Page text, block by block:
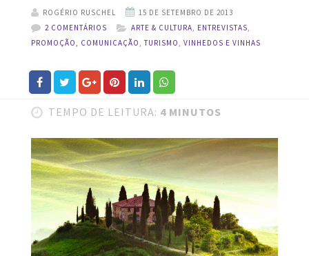
ROGÉRIO RUSCHEL
2 COMENTÁRIOS
ARTE & CULTURA ENTREVISTAS
PROMOÇÃO, COMUNICAÇÃO ,TURISMO VINHEDOS E VINHAS
TEMPO DE LEITURA: 4 MINUTOS